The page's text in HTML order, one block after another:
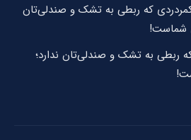
که ربطی به تشک و صندلی‌تان
شماست!
ربطی به تشک و صندلی‌تان ندارد؛